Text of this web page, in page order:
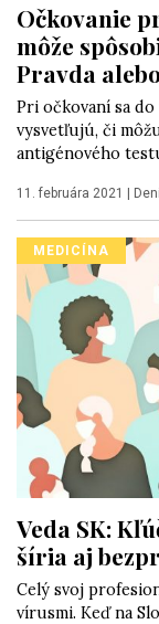
Očkovanie
môže
Pravda
Pri očkovaní sa
vysvetľujú, či
antigénového
11. februára 2021 |
MEDICÍNA
Veda SK:
šíria aj
Celý svoj
vírusmi. Keď na